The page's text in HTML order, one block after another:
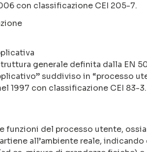
con classificazione CEI 205-7.
generale definita dalla EN
suddiviso in “processo
1997 con classificazione CEI 83-3.
funzioni del processo utente,
all’ambiente reale,